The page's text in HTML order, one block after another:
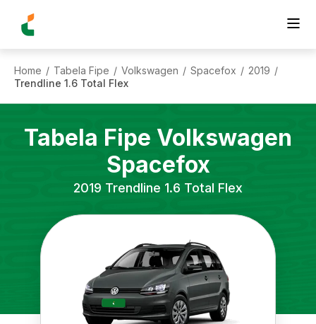
Home / Tabela Fipe / Volkswagen / Spacefox / 2019 /
Trendline 1.6 Total Flex
Tabela Fipe Volkswagen
Spacefox
2019 Trendline 1.6 Total Flex